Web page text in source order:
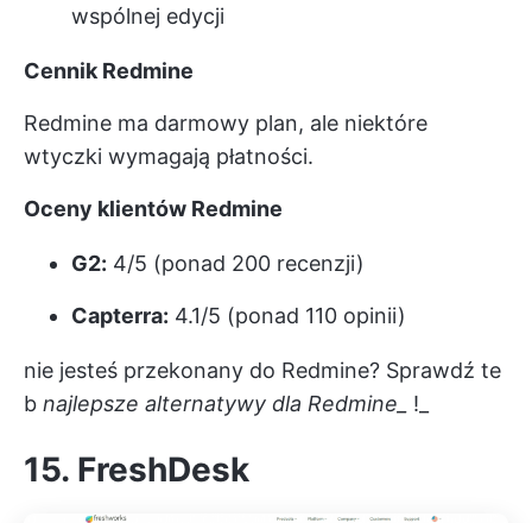
wspólnej edycji
Cennik Redmine
Redmine ma darmowy plan, ale niektóre
wtyczki wymagają płatności.
Oceny klientów Redmine
G2: 4/5 (ponad 200 recenzji)
Capterra: 4.1/5 (ponad 110 opinii)
nie jesteś przekonany do Redmine? Sprawdź te
b najlepsze alternatywy dla Redmine_ !_
15. FreshDesk